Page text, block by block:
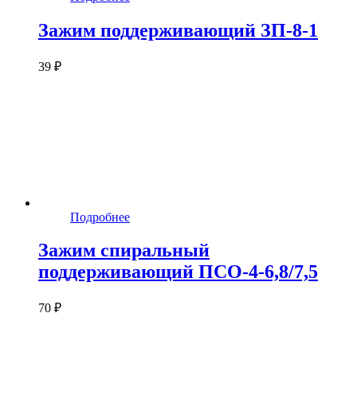
Зажим поддерживающий ЗП-8-1
39 ₽
Подробнее
Зажим спиральный
поддерживающий ПСО-4-6,8/7,5
70 ₽